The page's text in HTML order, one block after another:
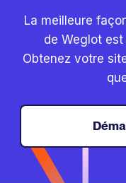
La meilleure
de Weglot
Obtenez votre